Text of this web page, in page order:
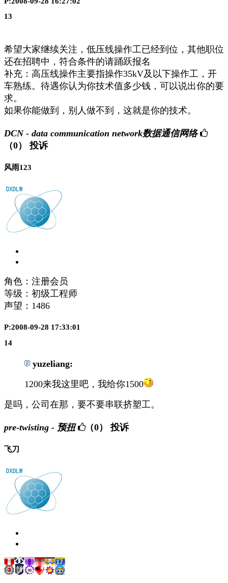
13
希望大家继续关注，低压线操作工已经到位，其他职位
还在招聘中，符合条件的请踊跃报名
补充：高压线操作主要指操作35kV及以下操作工，开
车熟练。待遇你认为你技术值多少钱，可以说出你的要
求。
如果你能做到，别人做不到，这就是你的技术。
DCN - data communication network数据通信网络
（0）
投诉
风雨123
角色：注册会员
等级：初级工程师
声望： 1486
P:2008-09-28 17:33:01
14
yuzeliang:
1200来我这里吧，我给你1500
是吗，公司在那，要不要串联挤塑工。
pre-twisting - 预扭 （0） 投诉
飞刀